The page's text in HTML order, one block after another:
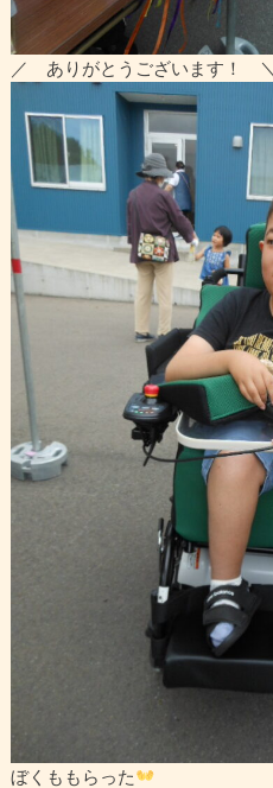
／ ありがとうございます！ ＼
ぼくももらった